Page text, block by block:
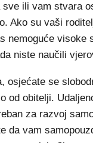
ili vam stvara
Ako su vaši
nemoguće visoke
niste naučili
osjećate se
od obitelji.
za razvoj
da vam